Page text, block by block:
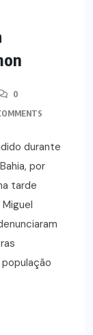
0
durante
por
tarde